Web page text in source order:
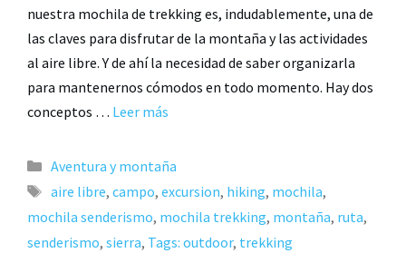
nuestra mochila de trekking es, indudablemente, una de
las claves para disfrutar de la montaña y las actividades
al aire libre. Y de ahí la necesidad de saber organizarla
para mantenernos cómodos en todo momento. Hay dos
conceptos … Leer más
Aventura y montaña
aire libre, campo, excursion, hiking, mochila,
mochila senderismo, mochila trekking, montaña, ruta,
senderismo, sierra, Tags: outdoor, trekking